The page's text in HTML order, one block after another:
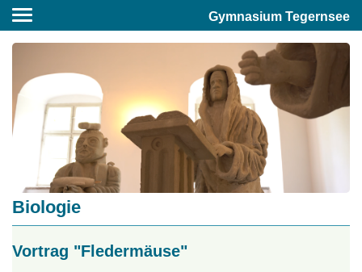
Biologie
Vortrag "Fledermäuse"
Gymnasium Tegernsee